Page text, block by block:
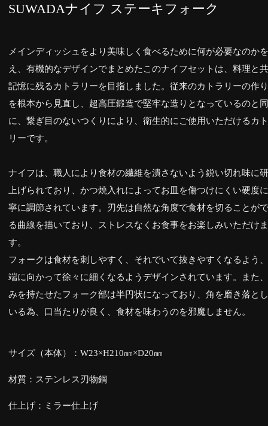
SUWADAナイフ ステーキフォーク
メインディッシュをより美味しく食べるために何が必要なのか
え、有機的なデザインでまとめたこのナイフセットは、料理と
記憶に残るカトラリーを目指しました。従来のカトラリーの作
を根本から見直し、超高圧鍛造で堅牢な造りとなっているのと
に、繋ぎ目のないつくりにより、衛生的にご使用いただけるカ
リーです。
ナイフは、職人により食材の繊維を潰さないよう鋭い切れ味に
上げられており、かつ焼入れによってお皿を傷つけにくい硬度
寧に調節されています。刃先は自然な角度で食材を切ることが
る曲線を描いており、ストレスなくお食事をお楽しみいただけ
す。
フォークは食材を刺しやすく、それでいて抜きやすくなるよう
端に向かって徐々に細くなるようデザインされています。また
みを持たせたフォーク部は半円状になっており、角を磨き落と
いる為、口当たりが良く、食材を味わうのを邪魔しません。
サイズ（本体）：W23×H210㎜×D20㎜
材質：ステンレス刃物鋼
仕上げ：ミラー仕上げ